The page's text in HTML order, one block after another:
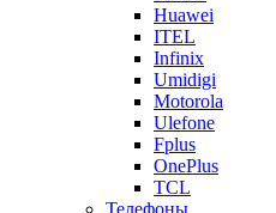
Huawei
ITEL
Infinix
Umidigi
Motorola
Ulefone
Fplus
OnePlus
TCL
Телефоны